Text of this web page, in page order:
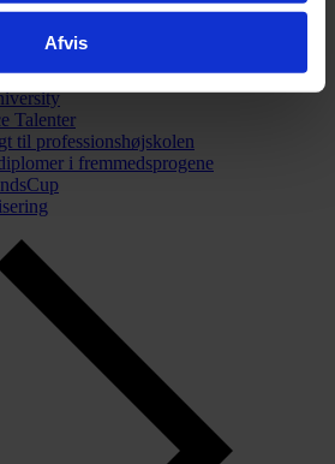
Afvis
Talentarbejde
Forskerspirer
for Talentfulde Unge
Talenter
til professionshøjskolen
i fremmedsprogene